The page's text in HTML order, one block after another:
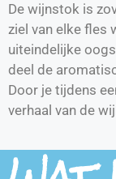
De wijnstok is
ziel van elke fles
uiteindelijke
deel de
Door je tijdens
verhaal van de